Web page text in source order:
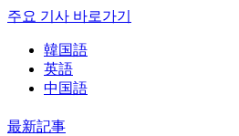
주요 기사 바로가기
韓国語
英語
中国語
最新記事